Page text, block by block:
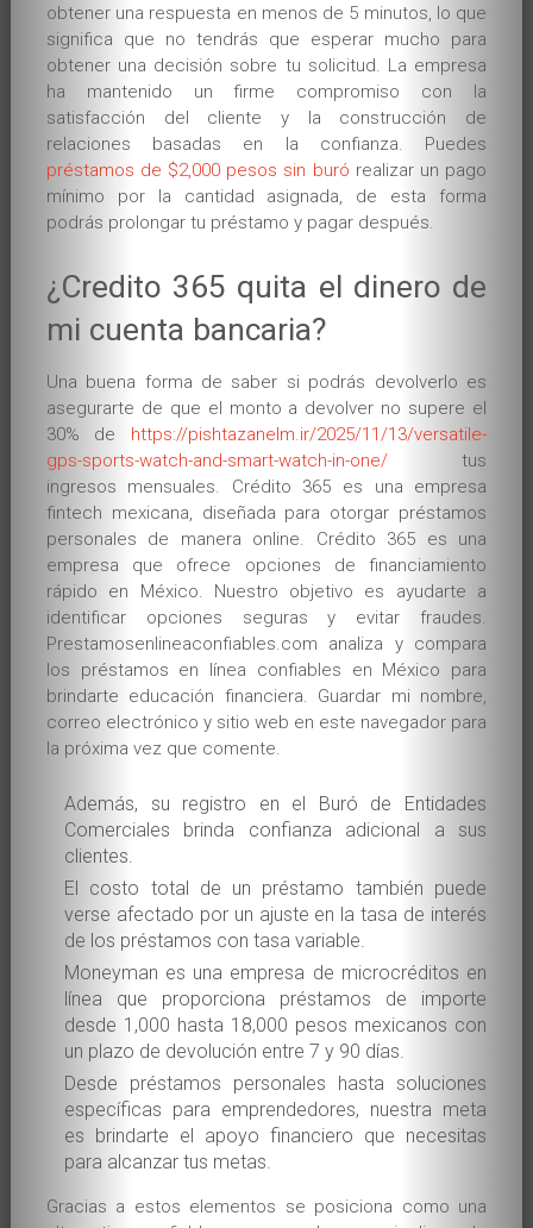
Over de leraren
Groepslessen
Privelessen
Over privelessen
A brief Introduction
10 day basics
Complete Wang Kiu System
Wang Kiu Cross Experience
Reset
Heartmath
Tarieven
Credits
Kids Kung Fu!
Media
Contact
SWK
obtener una respuesta en menos de 5 minutos, lo que
significa que no tendrás que esperar mucho para
obtener una decisión sobre tu solicitud. La empresa
ha mantenido un firme compromiso con la
satisfacción del cliente y la construcción de
relaciones basadas en la confianza. Puedes
préstamos de $2,000 pesos sin buró realizar un pago
mínimo por la cantidad asignada, de esta forma
podrás prolongar tu préstamo y pagar después.
¿Credito 365 quita el dinero de
mi cuenta bancaria?
Una buena forma de saber si podrás devolverlo es
asegurarte de que el monto a devolver no supere el
30% de https://pishtazanelm.ir/2025/11/13/versatile-
gps-sports-watch-and-smart-watch-in-one/tus
ingresos mensuales. Crédito 365 es una empresa
fintech mexicana, diseñada para otorgar préstamos
personales de manera online. Crédito 365 es una
empresa que ofrece opciones de financiamiento
rápido en México. Nuestro objetivo es ayudarte a
identificar opciones seguras y evitar fraudes.
Prestamosenlineaconfiables.com analiza y compara
los préstamos en línea confiables en México para
brindarte educación financiera. Guardar mi nombre,
correo electrónico y sitio web en este navegador para
la próxima vez que comente.
Además, su registro en el Buró de Entidades
Comerciales brinda confianza adicional a sus
clientes.
El costo total de un préstamo también puede
verse afectado por un ajuste en la tasa de interés
de los préstamos con tasa variable.
Moneyman es una empresa de microcréditos en
línea que proporciona préstamos de importe
desde 1,000 hasta 18,000 pesos mexicanos con
un plazo de devolución entre 7 y 90 días.
Desde préstamos personales hasta soluciones
específicas para emprendedores, nuestra meta
es brindarte el apoyo financiero que necesitas
para alcanzar tus metas.
Gracias a estos elementos se posiciona como una